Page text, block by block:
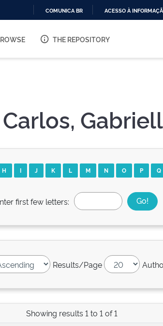
O
COMUNICA BR ACESSO À
THE REPOSITORY
H I J K L M N O P Q
first few letters:
Results/Page
Showing results 1 to 1 of 1